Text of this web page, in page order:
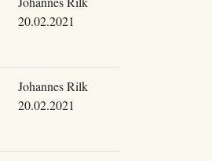
20.02.2021
Johannes Rilk
20.02.2021